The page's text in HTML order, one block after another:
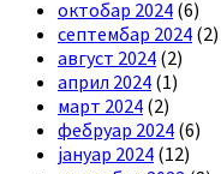
октобар 2024 (6)
септембар 2024 (2)
август 2024 (2)
април 2024 (1)
март 2024 (2)
фебруар 2024 (6)
јануар 2024 (12)